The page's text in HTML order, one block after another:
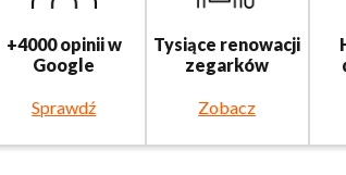
+4000 opinii w
Google
Sprawdź
Tysiące renowacji
zegarków
Zobacz